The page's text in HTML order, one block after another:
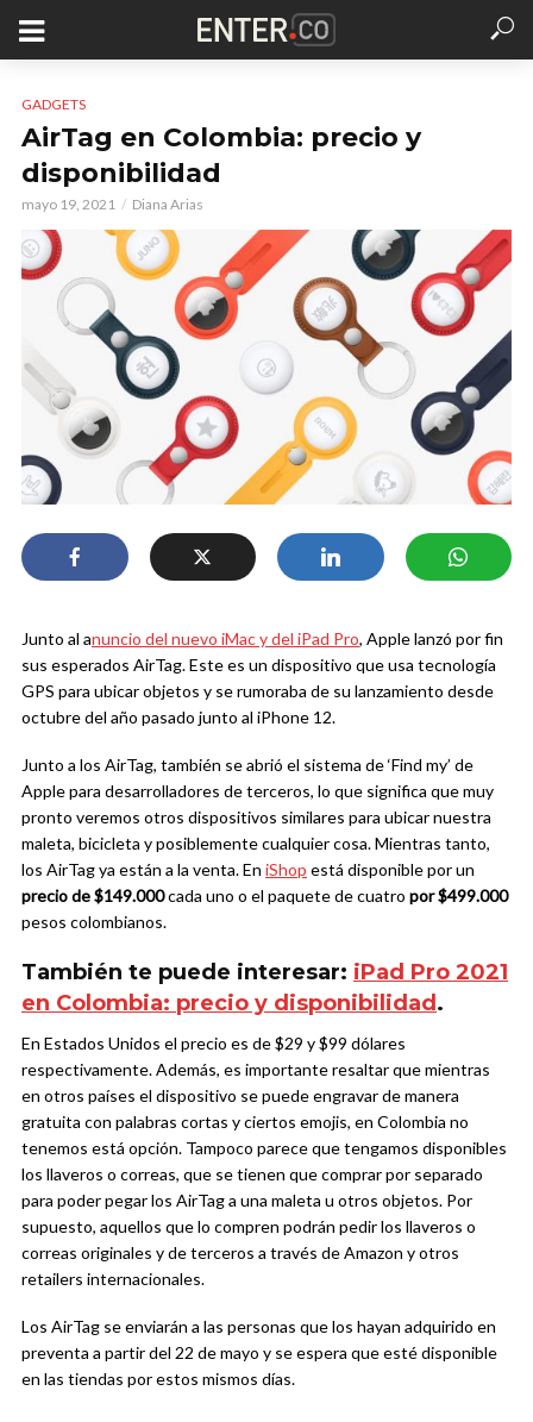
GADGETS
AirTag en Colombia: precio y
disponibilidad
mayo 19, 2021 Diana Arias
Junto al anuncio del nuevo iMac y del iPad Pro, Apple lanzó por fin
sus esperados AirTag. Este es un dispositivo que usa tecnología
GPS para ubicar objetos y se rumoraba de su lanzamiento desde
octubre del año pasado junto al iPhone 12.
Junto a los AirTag, también se abrió el sistema de ‘Find my’ de
Apple para desarrolladores de terceros, lo que significa que muy
pronto veremos otros dispositivos similares para ubicar nuestra
maleta, bicicleta y posiblemente cualquier cosa. Mientras tanto,
los AirTag ya están a la venta. En iShop está disponible por un
precio de $149.000cada uno o el paquete de cuatro por $499.000
pesos colombianos.
También te puede interesar: iPad Pro 2021
en Colombia: precio y disponibilidad.
En Estados Unidos el precio es de $29 y $99 dólares
respectivamente. Además, es importante resaltar que mientras
en otros países el dispositivo se puede engravar de manera
gratuita con palabras cortas y ciertos emojis, en Colombia no
tenemos está opción. Tampoco parece que tengamos disponibles
los llaveros o correas, que se tienen que comprar por separado
para poder pegar los AirTag a una maleta u otros objetos. Por
supuesto, aquellos que lo compren podrán pedir los llaveros o
correas originales y de terceros a través de Amazon y otros
retailers internacionales.
Los AirTag se enviarán a las personas que los hayan adquirido en
preventa a partir del 22 de mayo y se espera que esté disponible
en las tiendas por estos mismos días.